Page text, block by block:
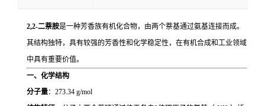
2,2-二萘胺是一种芳香族有机化合物，由两个萘基通过氨基连接而成。
其结构独特，具有较强的芳香性和化学稳定性，在有机合成和工业领域
中具有重要价值。
一、化学结构
分子量：273.34 g/mol